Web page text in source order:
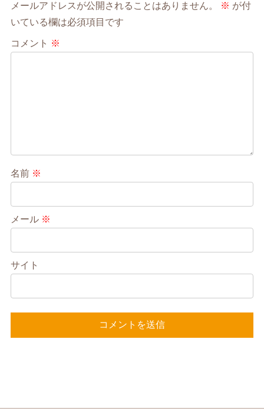
メールアドレスが公開されることはありません。 ※ が付
いている欄は必須項目です
コメント ※
名前 ※
メール ※
サイト